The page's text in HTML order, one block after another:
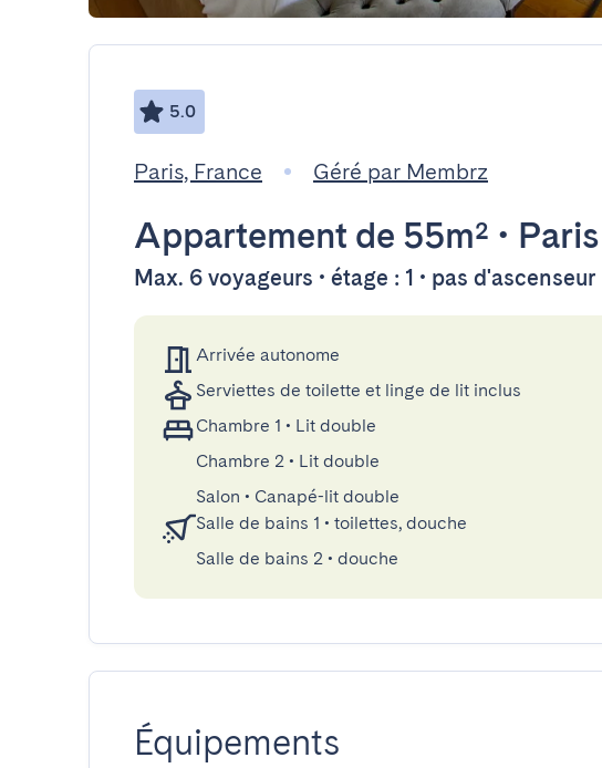
5.0
Paris, France Géré par Membrz
Appartement de 55m² • Paris
Max. 6 voyageurs • étage : 1 • pas d'ascenseur
Arrivée autonome
Serviettes de toilette et linge de lit inclus
Chambre 1 • Lit double
Chambre 2 • Lit double
Salon • Canapé-lit double
Salle de bains 1 • toilettes, douche
Salle de bains 2 • douche
Équipements